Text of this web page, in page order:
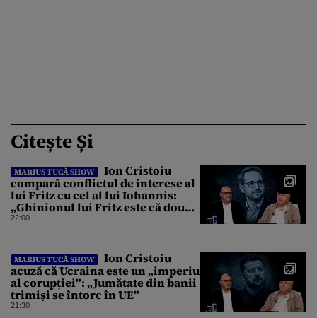
Citește Și
MARIUS TUCĂ SHOW
Ion Cristoiu
compară conflictul de interese al
lui Fritz cu cel al lui Iohannis:
„Ghinionul lui Fritz este că două
instanțe l-au declarat
22:00
MARIUS TUCĂ SHOW
Ion Cristoiu
acuză că Ucraina este un „imperiu
al corupției”: „Jumătate din banii
trimiși se întorc în UE”
21:30